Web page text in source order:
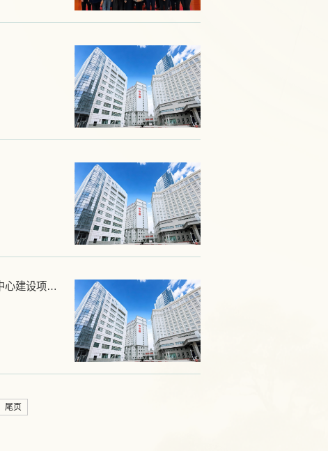
【喜报】新疆医科大学附属肿瘤医院胃肠外科（二病区）顺利通过国家级“肿瘤患者营养指导中心建设项目（GPS）”评审
尾页